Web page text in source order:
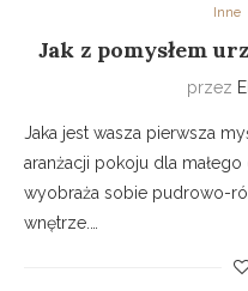
Inne
Jak z pomysłem
przez
Jaka jest wasza pierwsza
aranżacji pokoju dla
wyobraża sobie pudrowo-
wnętrze.…